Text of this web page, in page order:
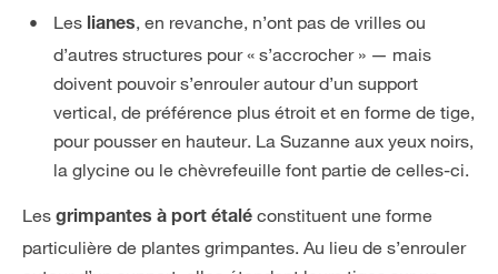
Les lianes, en revanche, n’ont pas de vrilles ou
d’autres structures pour « s’accrocher » — mais
doivent pouvoir s’enrouler autour d’un support
vertical, de préférence plus étroit et en forme de tige,
pour pousser en hauteur. La Suzanne aux yeux noirs,
la glycine ou le chèvrefeuille font partie de celles-ci.
Les grimpantes à port étalé constituent une forme
particulière de plantes grimpantes. Au lieu de s’enrouler